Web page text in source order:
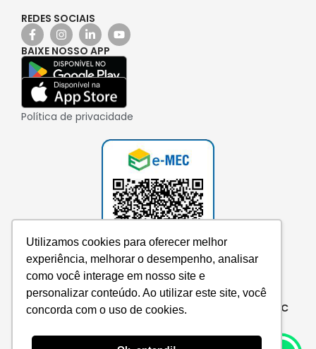
Utilizamos cookies para oferecer melhor
experiência, melhorar o desempenho, analisar
como você interage em nosso site e
personalizar conteúdo. Ao utilizar este site, você
concorda com o uso de cookies.
REDES SOCIAIS
BAIXE NOSSO APP
Política de privacidade
Consulte aqui o cadastro da instituição no e-MEC